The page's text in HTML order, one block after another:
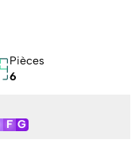
Pièces
6
F G